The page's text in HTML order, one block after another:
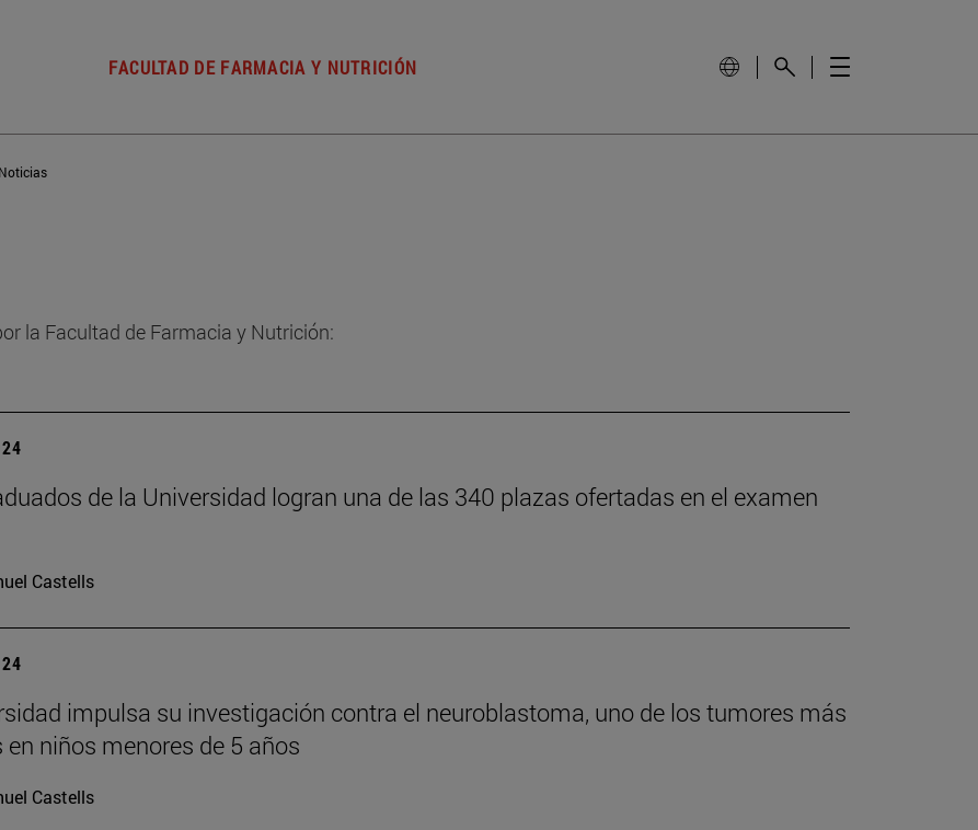
FACULTAD DE FARMACIA Y NUTRICIÓN
Noticias
la Facultad de Farmacia y Nutrición:
de la Universidad logran una de las 340 plazas ofertadas en el examen
Castells
impulsa su investigación contra el neuroblastoma, uno de los tumores más
niños menores de 5 años
Castells